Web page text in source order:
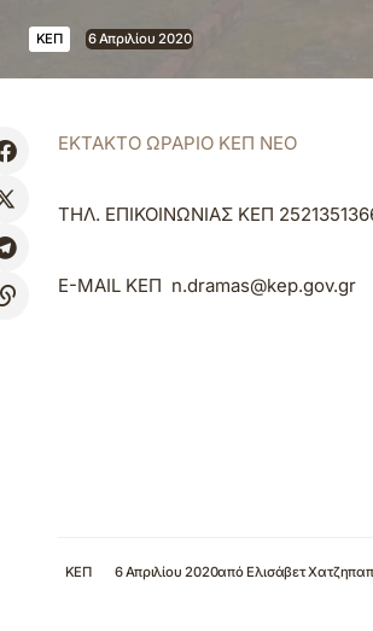
ΚΕΠ 6 Απριλίου 2020
ΕΚΤΑΚΤΟ ΩΡΑΡΙΟ ΚΕΠ ΝΕΟ
ΤΗΛ. ΕΠΙΚΟΙΝΩΝΙΑΣ ΚΕΠ
E-MAIL ΚΕΠ n.dramas@kep.gov.gr
ΚΕΠ 6 Απριλίου 2020από Ελισάβετ